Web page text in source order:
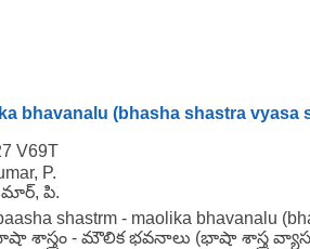
bhavanalu (bhasha shastra vyasa
V69T
P.
పి.
shastrm - maolika bhavanalu
శాస్త్రం - మౌలిక భవనాలు (భాషా శాస్త్ర